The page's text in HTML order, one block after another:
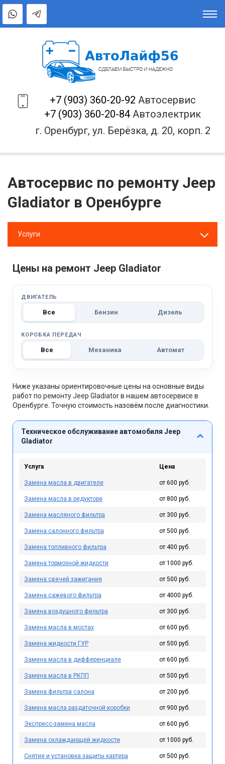
+7 (903) 360-20-92 Автосервис
+7 (903) 360-20-84 Автоэлектрик
г. Оренбург, ул. Берёзка, д. 20, корп. 2
Автосервис по ремонту Jeep
Gladiator в Оренбурге
Услуги
Цены на ремонт Jeep Gladiator
ДВИГАТЕЛЬ
Все Бензин Дизель
КОРОБКА ПЕРЕДАЧ
Все Механика Автомат
Ниже указаны ориентировочные цены на основные виды
работ по ремонту Jeep Gladiator в нашем автосервисе в
Оренбурге. Точную стоимость назовём после диагностики.
Техническое обслуживание автомобиля Jeep
Gladiator
Услуга Цена
Замена масла в двигателе от 600 руб.
Замена масла в редукторе от 800 руб.
Замена масляного фильтра от 300 руб.
Замена салонного фильтра от 500 руб.
Замена топливного фильтра от 400 руб.
Замена тормозной жидкости от 1000 руб.
Замена свечей зажигания от 500 руб.
Замена сажевого фильтра от 4000 руб.
Замена воздушного фильтра от 300 руб.
Замена масла в мостах от 600 руб.
Замена жидкости ГУР от 500 руб.
Замена масла в дифференциале от 600 руб.
Замена масла в РКПП от 500 руб.
Замена фильтра салона от 200 руб.
Замена масла раздаточной коробки от 900 руб.
Экспресс-замена масла от 600 руб.
Замена охлаждающей жидкости от 1000 руб.
Снятие и установка защиты картера от 500 руб.